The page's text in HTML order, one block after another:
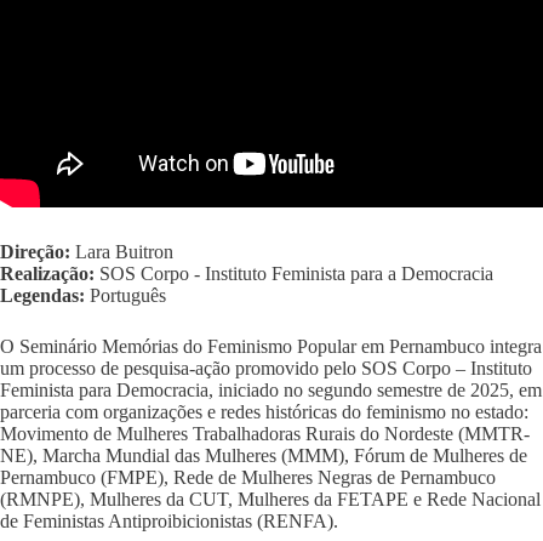
Direção: Lara Buitron
Realização: SOS Corpo - Instituto Feminista para a Democracia
Legendas: Português
O Seminário Memórias do Feminismo Popular em Pernambuco integra
um processo de pesquisa-ação promovido pelo SOS Corpo – Instituto
Feminista para Democracia, iniciado no segundo semestre de 2025, em
parceria com organizações e redes históricas do feminismo no estado:
Movimento de Mulheres Trabalhadoras Rurais do Nordeste (MMTR-
NE), Marcha Mundial das Mulheres (MMM), Fórum de Mulheres de
Pernambuco (FMPE), Rede de Mulheres Negras de Pernambuco
(RMNPE), Mulheres da CUT, Mulheres da FETAPE e Rede Nacional
de Feministas Antiproibicionistas (RENFA).